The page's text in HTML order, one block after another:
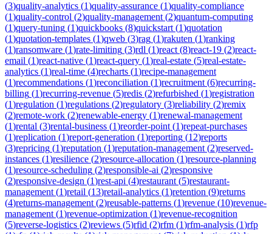
(3)quality-analytics (1)quality-assurance (1)quality-compliance
(1)quality-control (2)quality-management (2)quantum-computing
(1)query-tuning (1)quickbooks (8)quickstart (1)quotation
(1)quotation-templates (1)qweb (3)rag (1)rakuten (1)ranking
(1)ransomware (1)rate-limiting (3)rdl (1)react (8)react-19 (2)react-
email (1)react-native (1)react-query (1)real-estate (5)real-estate-
analytics (1)real-time (4)recharts (1)recipe-management
(1)recommendations (1)reconciliation (1)recruitment (6)recurring-
billing (1)recurring-revenue (5)redis (2)refurbished (1)registration
(1)regulation (1)regulations (2)regulatory (3)reliability (2)remix
(2)remote-work (2)renewable-energy (1)renewal-management
(1)rental (3)rental-business (1)reorder-point (1)repeat-purchases
(1)replication (1)report-generation (1)reporting (12)reports
(3)repricing (1)reputation (1)reputation-management (2)reserved-
instances (1)resilience (2)resource-allocation (1)resource-planning
(1)resource-scheduling (2)responsible-ai (2)responsive
(2)responsive-design (1)rest-api (4)restaurant (5)restaurant-
management (1)retail (13)retail-analytics (1)retention (9)returns
(4)returns-management (2)reusable-patterns (1)revenue (10)revenue-
management (1)revenue-optimization (1)revenue-recognition
(5)reverse-logistics (2)reviews (5)rfid (2)rfm (1)rfm-analysis (1)rfp